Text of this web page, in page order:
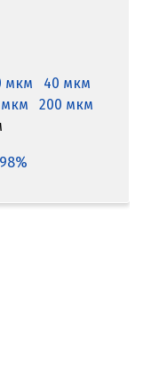
мкм
40 мкм
мкм
200 мкм
98%